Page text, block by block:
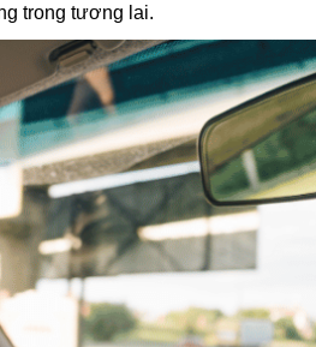
trong tương lai.